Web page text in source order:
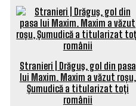
Stranieri | Drăguş, gol din pasa
lui Maxim. Maxim a văzut roșu,
Șumudică a titularizat toți
românii